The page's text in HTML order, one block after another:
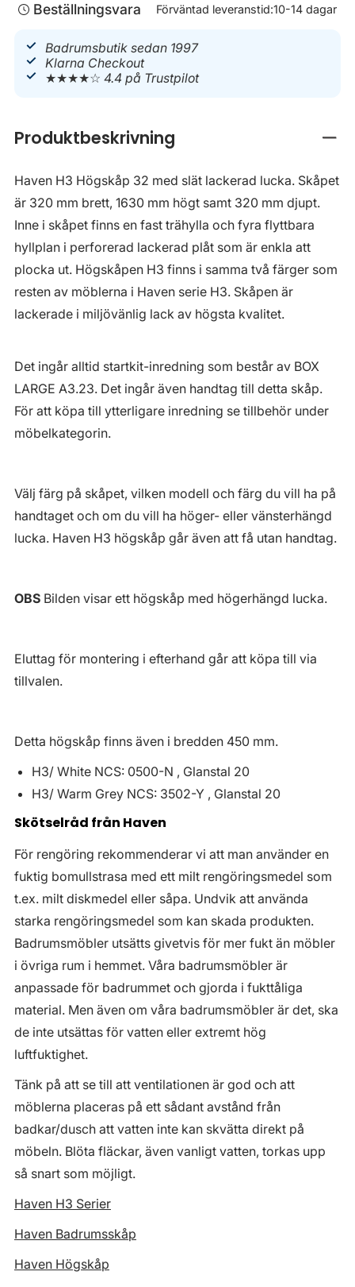
Beställningsvara Förväntad leveranstid:10-14 dagar
Badrumsbutik sedan 1997
Klarna Checkout
★★★★☆4.4 på Trustpilot
Produktbeskrivning
Haven H3 Högskåp 32 med slät lackerad lucka. Skåpet
är 320 mm brett, 1630 mm högt samt 320 mm djupt.
Inne i skåpet finns en fast trähylla och fyra flyttbara
hyllplan i perforerad lackerad plåt som är enkla att
plocka ut. Högskåpen H3 finns i samma två färger som
resten av möblerna i Haven serie H3. Skåpen är
lackerade i miljövänlig lack av högsta kvalitet.
Det ingår alltid startkit-inredning som består av BOX
LARGE A3.23. Det ingår även handtag till detta skåp.
För att köpa till ytterligare inredning se tillbehör under
möbelkategorin.
Välj färg på skåpet, vilken modell och färg du vill ha på
handtaget och om du vill ha höger- eller vänsterhängd
lucka. Haven H3 högskåp går även att få utan handtag.
OBS Bilden visar ett högskåp med högerhängd lucka.
Eluttag för montering i efterhand går att köpa till via
tillvalen.
Detta högskåp finns även i bredden 450 mm.
H3/ White NCS: 0500-N , Glanstal 20
H3/ Warm Grey NCS: 3502-Y , Glanstal 20
Skötselråd från Haven
För rengöring rekommenderar vi att man använder en
fuktig bomullstrasa med ett milt rengöringsmedel som
t.ex. milt diskmedel eller såpa. Undvik att använda
starka rengöringsmedel som kan skada produkten.
Badrumsmöbler utsätts givetvis för mer fukt än möbler
i övriga rum i hemmet. Våra badrumsmöbler är
anpassade för badrummet och gjorda i fukttåliga
material. Men även om våra badrumsmöbler är det, ska
de inte utsättas för vatten eller extremt hög
luftfuktighet.
Tänk på att se till att ventilationen är god och att
möblerna placeras på ett sådant avstånd från
badkar/dusch att vatten inte kan skvätta direkt på
möbeln. Blöta fläckar, även vanligt vatten, torkas upp
så snart som möjligt.
Haven H3 Serier
Haven Badrumsskåp
Haven Högskåp